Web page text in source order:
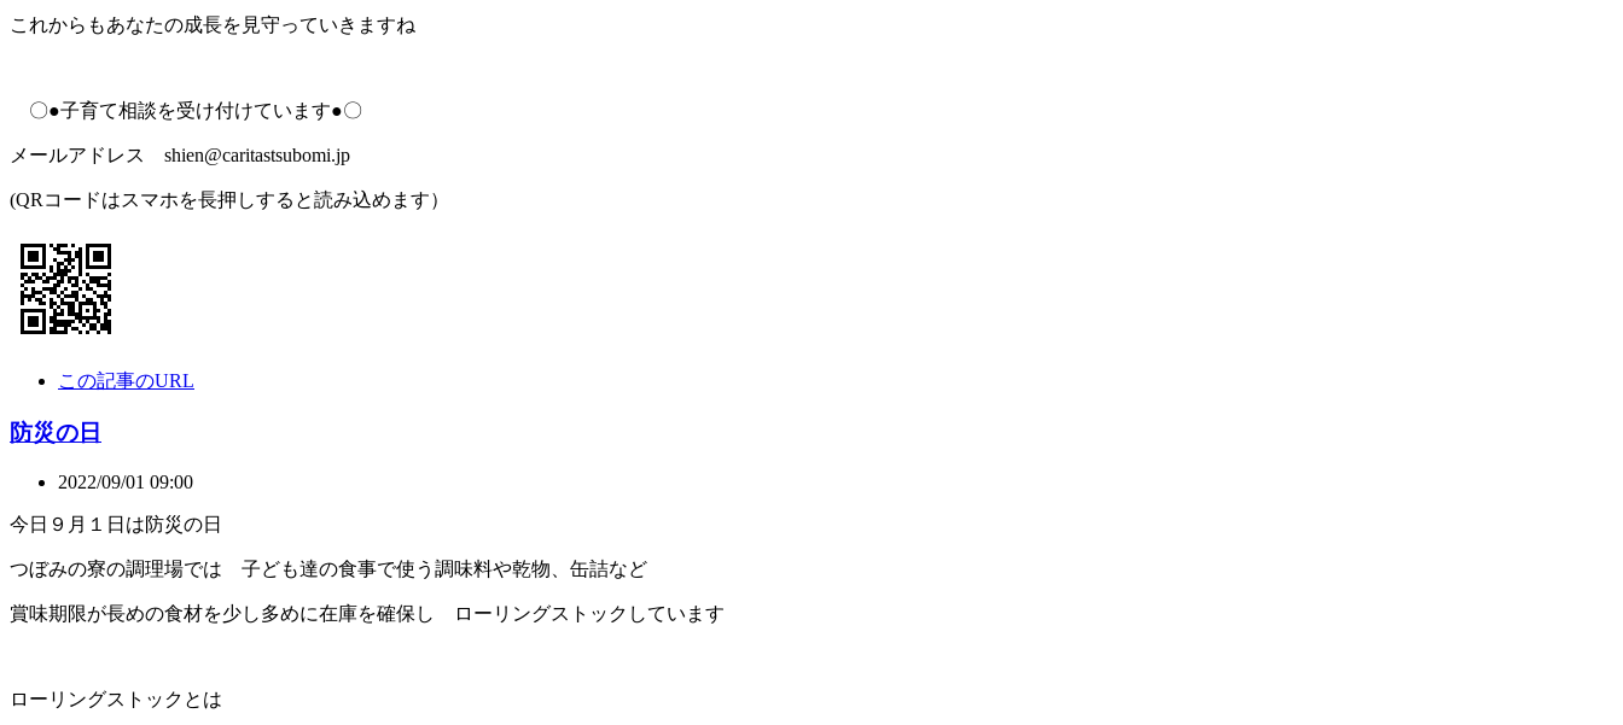
これからもあなたの成長を見守っていきますね
〇●子育て相談を受け付けています●〇
メールアドレス shien@caritastsubomi.jp
(QRコードはスマホを長押しすると読み込めます）
この記事のURL
防災の日
2022/09/01 09:00
今日９月１日は防災の日
つぼみの寮の調理場では 子ども達の食事で使う調味料や乾物、缶詰など
賞味期限が長めの食材を少し多めに在庫を確保し ローリングストックしています
ローリングストックとは